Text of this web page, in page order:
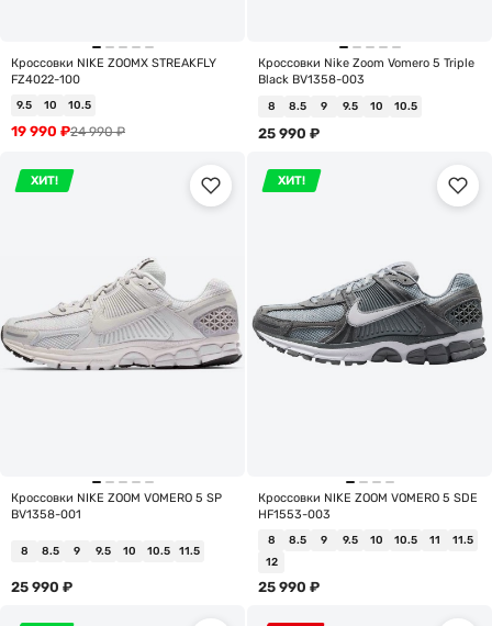
Кроссовки NIKE ZOOMX STREAKFLY
FZ4022-100
9.5 10 10.5
24 990₽
19 990 ₽
Кроссовки Nike Zoom Vomero 5 Triple
Black BV1358-003
8 8.5 9 9.5 10 10.5
25 990 ₽
ХИТ!
Кроссовки NIKE ZOOM VOMERO 5 SP
BV1358-001
8 8.5 9 9.5 10 10.5 11.5
25 990 ₽
ХИТ!
Кроссовки NIKE ZOOM VOMERO 5 SDE
HF1553-003
8 8.5 9 9.5 10 10.5 11
11.5
12
25 990 ₽